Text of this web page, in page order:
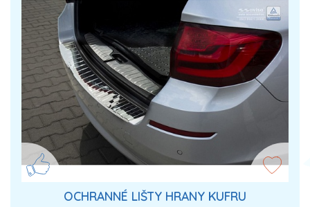
OCHRANNÉ LIŠTY HRANY KUFRU